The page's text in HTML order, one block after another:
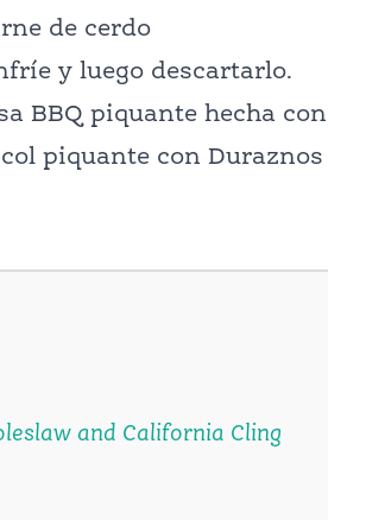
de cerdo
y luego descartarlo.
BBQ piquante hecha con
piquante con Duraznos
and California Cling